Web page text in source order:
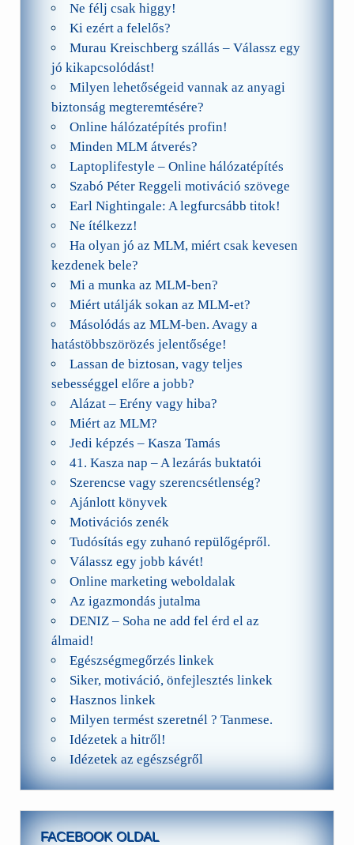
Ne félj csak higgy!
Ki ezért a felelős?
Murau Kreischberg szállás – Válassz egy
jó kikapcsolódást!
Milyen lehetőségeid vannak az anyagi
biztonság megteremtésére?
Online hálózatépítés profin!
Minden MLM átverés?
Laptoplifestyle – Online hálózatépítés
Szabó Péter Reggeli motiváció szövege
Earl Nightingale: A legfurcsább titok!
Ne ítélkezz!
Ha olyan jó az MLM, miért csak kevesen
kezdenek bele?
Mi a munka az MLM-ben?
Miért utálják sokan az MLM-et?
Másolódás az MLM-ben. Avagy a
hatástöbbszörözés jelentősége!
Lassan de biztosan, vagy teljes
sebességgel előre a jobb?
Alázat – Erény vagy hiba?
Miért az MLM?
Jedi képzés – Kasza Tamás
41. Kasza nap – A lezárás buktatói
Szerencse vagy szerencsétlenség?
Ajánlott könyvek
Motivációs zenék
Tudósítás egy zuhanó repülőgépről.
Válassz egy jobb kávét!
Online marketing weboldalak
Az igazmondás jutalma
DENIZ – Soha ne add fel érd el az
álmaid!
Egészségmegőrzés linkek
Siker, motiváció, önfejlesztés linkek
Hasznos linkek
Milyen termést szeretnél ? Tanmese.
Idézetek a hitről!
Idézetek az egészségről
FACEBOOK OLDAL